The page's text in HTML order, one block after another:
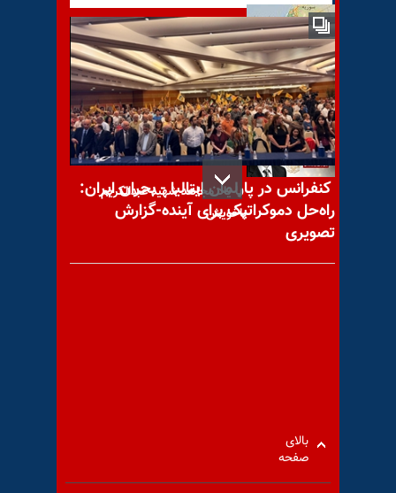
خنثی شدن طرح تروریستی در
اردن
با یاد مجاهد شهید عبدالکریم
باخویش
کنفرانس در پارلمان ایتالیا - بحران ایران:
راه‌حل دموکراتیک برای آینده-گزارش
تصویری
بالای
صفحه